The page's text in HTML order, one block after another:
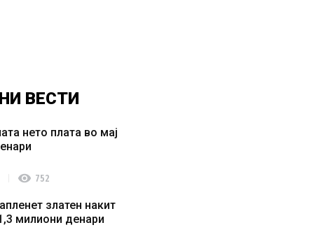
ВЕСТИ
нето плата во мај
visibility 752
златен накит
милиони денари